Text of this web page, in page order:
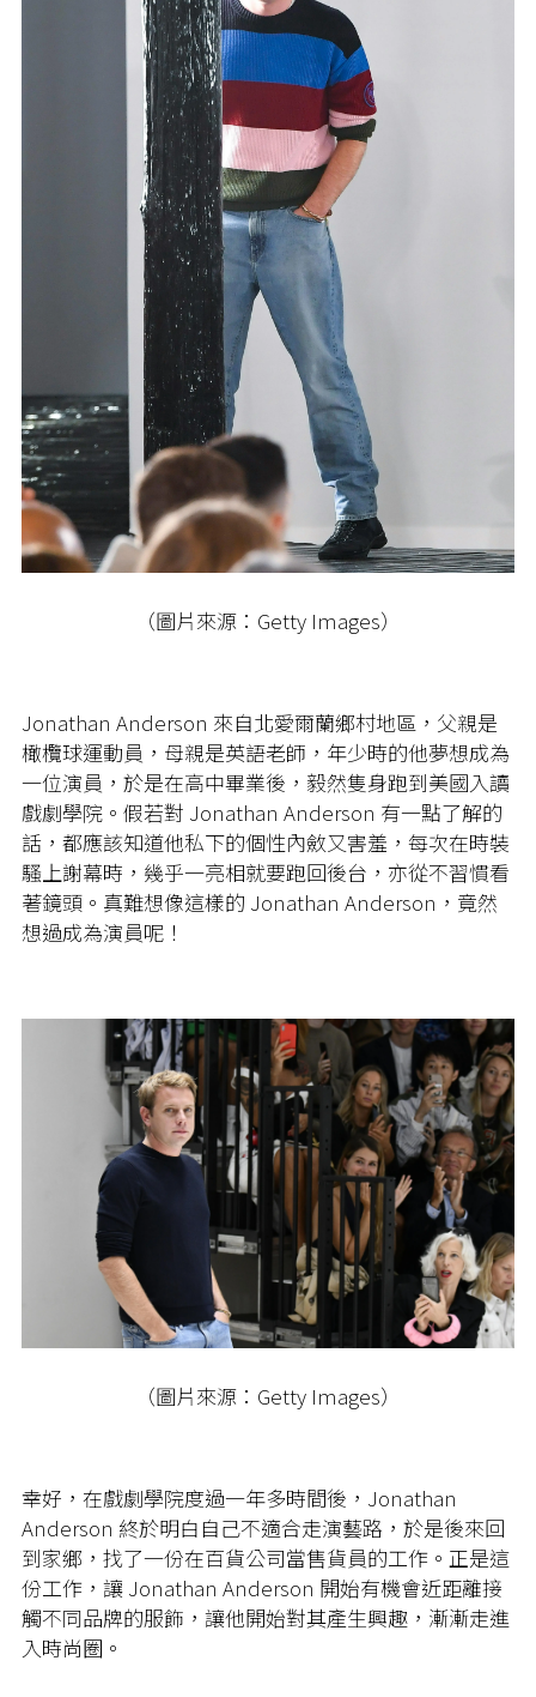
（圖片來源：Getty Images）
Jonathan Anderson 來自北愛爾蘭鄉村地區，父親是
橄欖球運動員，母親是英語老師，年少時的他夢想成為
一位演員，於是在高中畢業後，毅然隻身跑到美國入讀
戲劇學院。假若對 Jonathan Anderson 有一點了解的
話，都應該知道他私下的個性內斂又害羞，每次在時裝
騷上謝幕時，幾乎一亮相就要跑回後台，亦從不習慣看
著鏡頭。真難想像這樣的 Jonathan Anderson，竟然
想過成為演員呢！
（圖片來源：Getty Images）
幸好，在戲劇學院度過一年多時間後，Jonathan
Anderson 終於明白自己不適合走演藝路，於是後來回
到家鄉，找了一份在百貨公司當售貨員的工作。正是這
份工作，讓 Jonathan Anderson 開始有機會近距離接
觸不同品牌的服飾，讓他開始對其產生興趣，漸漸走進
入時尚圈。